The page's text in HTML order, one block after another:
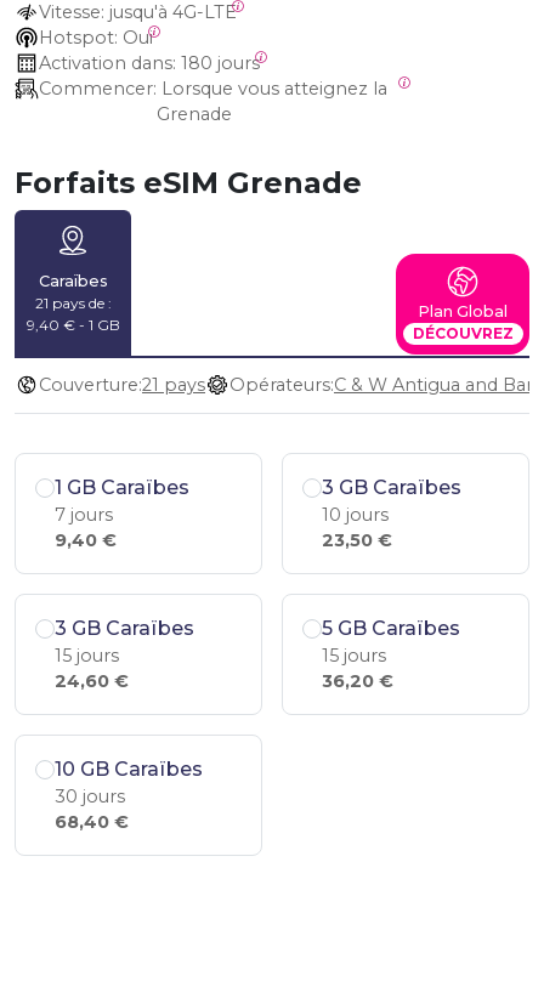
Vitesse: jusqu'à 4G-LTE
Hotspot: Oui
Activation dans: 180 jours
Commencer:
Grenade
Forfaits eSIM Grenade
Caraïbes
21 pays de :
9,40 € - 1 GB
Plan Global
DÉCOUVREZ
Couverture:21 pays Opérateurs:
1 GB Caraïbes
7 jours
9,40 €
3 GB Caraïbes
10 jours
23,50 €
3 GB Caraïbes
15 jours
24,60 €
5 GB Caraïbes
15 jours
36,20 €
10 GB Caraïbes
30 jours
68,40 €